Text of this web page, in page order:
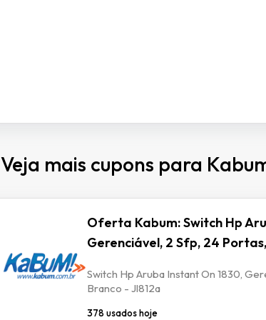
Veja mais cupons para
Oferta Kabum: Switch Hp
Gerenciável, 2 Sfp, 24
Switch Hp Aruba Instant On 1830,
Branco - Jl812a
378 usados hoje